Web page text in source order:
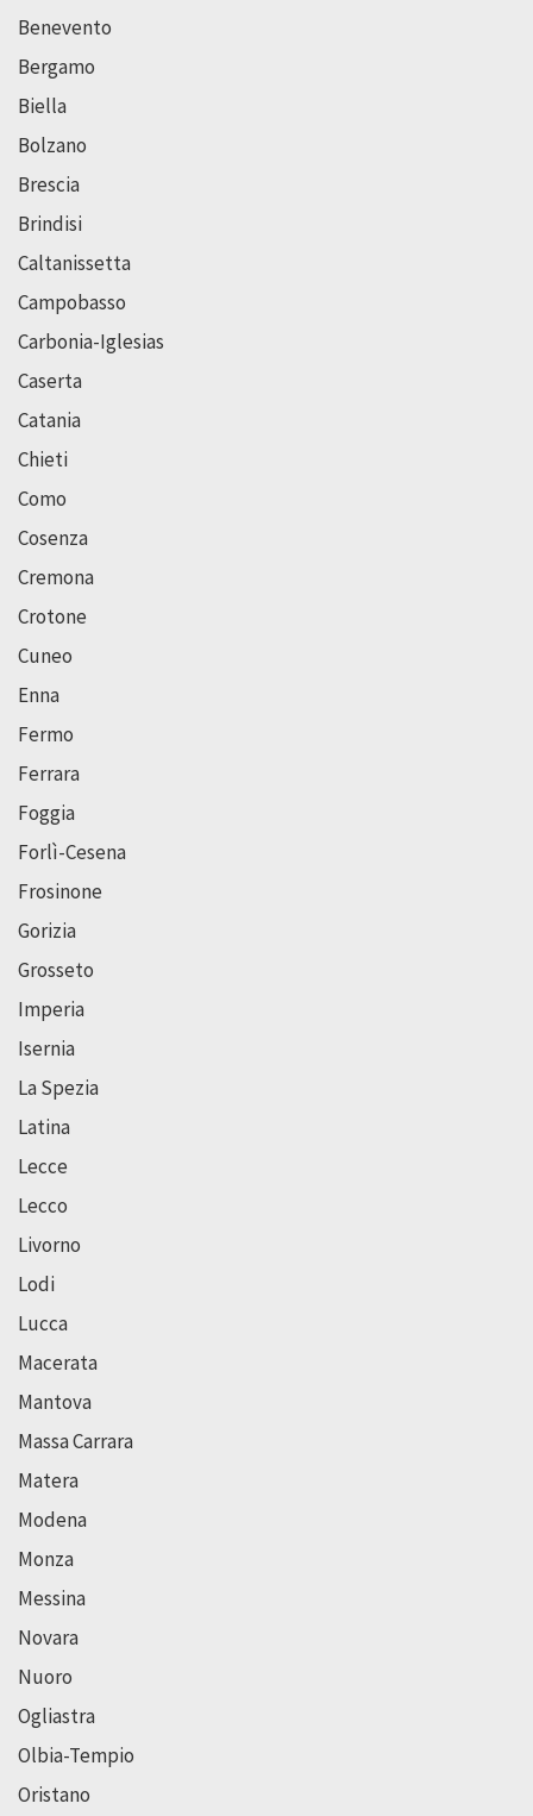
Benevento
Bergamo
Biella
Bolzano
Brescia
Brindisi
Caltanissetta
Campobasso
Carbonia-Iglesias
Caserta
Catania
Chieti
Como
Cosenza
Cremona
Crotone
Cuneo
Enna
Fermo
Ferrara
Foggia
Forlì-Cesena
Frosinone
Gorizia
Grosseto
Imperia
Isernia
La Spezia
Latina
Lecce
Lecco
Livorno
Lodi
Lucca
Macerata
Mantova
Massa Carrara
Matera
Modena
Monza
Messina
Novara
Nuoro
Ogliastra
Olbia-Tempio
Oristano